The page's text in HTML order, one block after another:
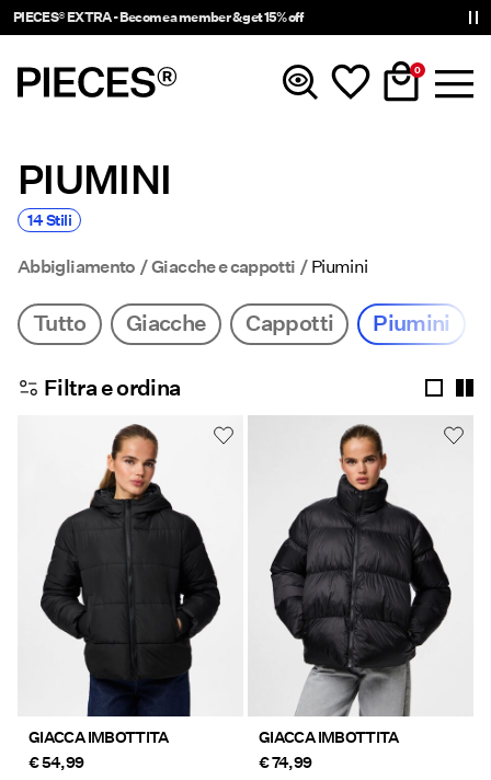
PIECES® EXTRA - Become a member & get 15% off
0
Novità
Abbigliamento
Accessori
Di tendenza
Shop The Look
Offerte
PIECES® EXTRA
Domande?
Chi
siamo
PIUMINI
14 Stili
Abbigliamento Giacche e cappotti Piumini
Tutto Giacche Cappotti Piumini
Filtra e ordina
GIACCA IMBOTTITA
€ 54,99
GIACCA IMBOTTITA
€ 74,99